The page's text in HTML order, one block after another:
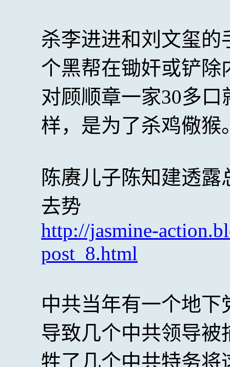
杀李进进和刘文玺
个黑帮在锄奸或铲
对顾顺章一家30多
样，是为了杀鸡儆猴
陈赓儿子陈知建透
去势
http://jasmine-
post_8.html
中共当年有一个地
导致几个中共领导
牲了几个中共特务